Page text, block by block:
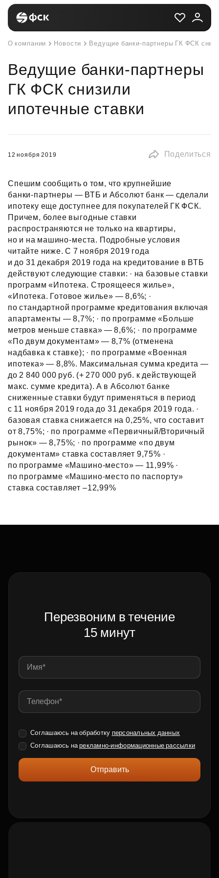
О компании Новости Ведущие банки-партнеры ГК ФСК
Ведущие банки-партнеры
ГК ФСК снизили
ипотечные ставки
12 ноября 2019 Поделиться
Спешим сообщить о том, что крупнейшие
банки‑партнеры — ВТБ и Абсолют банк — сделали
ипотеку еще доступнее для покупателей ГК ФСК.
Причем, более выгодные ставки
распространяются не только на квартиры,
но и на машино‑места. Подробные условия
читайте ниже. С 7 ноября 2019 года
и до 31 декабря 2019 года на кредитование в ВТБ
действуют следующие ставки: · на базовые ставки
программ «Ипотека. Строящееся жилье»,
«Ипотека. Готовое жилье» — 8,6%; ·
по стандартной программе кредитования включая
апартаменты — 8,7%; · по программе «Больше
метров меньше ставка» — 8,6%; · по программе
«По двум документам» — 8,7% (отменена
надбавка к ставке); · по программе «Военная
ипотека» — 8,8%. Максимальная сумма кредита —
до 2 840 000 руб. (+ 270 000 руб. к действующей
макс. сумме кредита). А в Абсолют банке
сниженные ставки будут применяться в период
с 11 ноября 2019 года до 31 декабря 2019 года. ·
базовая ставка снижается на 0,25%, что составит
от 8,75%; · по программе «Первичный/Вторичный
рынок» — 8,75%; · по программе «по двум
документам» ставка составляет 9,75% ·
по программе «Машино‑место» — 11,99% ·
по программе «Машино‑место по паспорту»
ставка составляет –12,99%
Перезвоним в течение
15 минут
Соглашаюсь на обработку персональных данных
Соглашаюсь нарекламно-информационные рассылки
Отправить